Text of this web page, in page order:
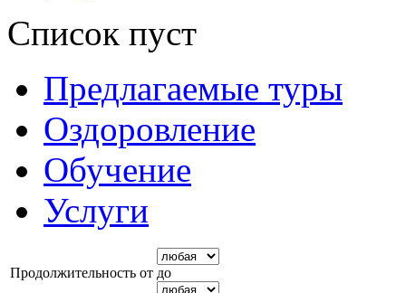
Список пуст
Предлагаемые туры
Оздоровление
Обучение
Услуги
Продолжительность от до